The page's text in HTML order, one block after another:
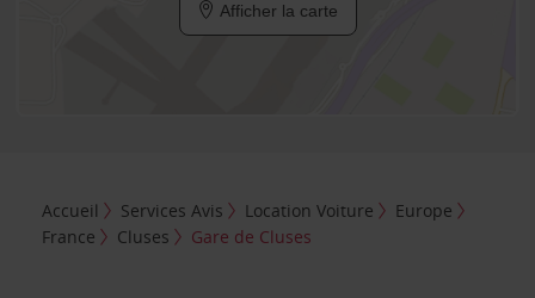
Afficher la carte
Accueil Services Avis Location Voiture
Europe
France
Cluses Gare de Cluses